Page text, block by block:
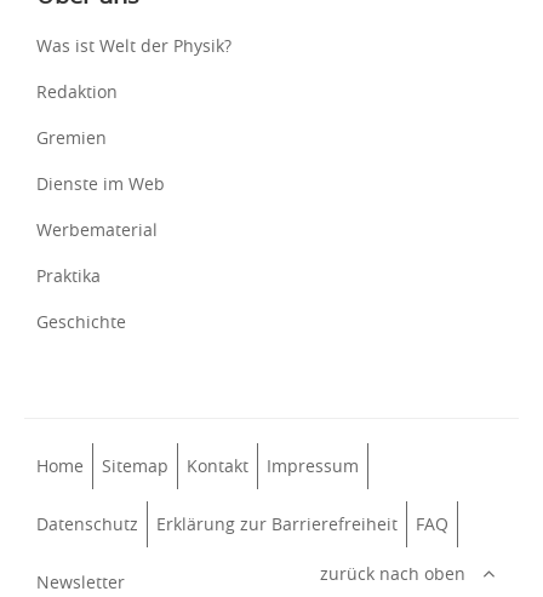
Was ist Welt der Physik?
Redaktion
Gremien
Dienste im Web
Werbematerial
Praktika
Geschichte
Home Sitemap Kontakt Impressum
Datenschutz Erklärung zur Barrierefreiheit FAQ
Newsletter zurück nach oben